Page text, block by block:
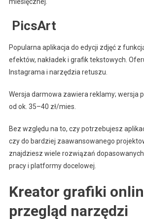
miesięcznej.
️ PicsArt
Popularna aplikacja do edycji zdjęć z
efektów, nakładek i grafik tekstowych.
Instagrama i narzędzia retuszu.
Wersja darmowa zawiera reklamy; wersja
od ok. 35–40 zł/mies.
Bez względu na to, czy potrzebujesz
czy do bardziej zaawansowanego
znajdziesz wiele rozwiązań
pracy i platformy docelowej.
Kreator grafiki
przegląd narzędzi